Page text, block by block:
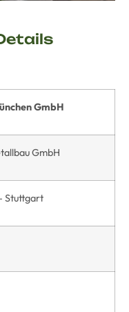
GmbH
GmbH
Stuttgart